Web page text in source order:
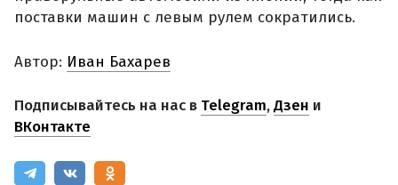
поставки машин с левым рулем сократились.
Автор: Иван Бахарев
Подписывайтесь на нас в Telegram,Дзен и
ВКонтакте